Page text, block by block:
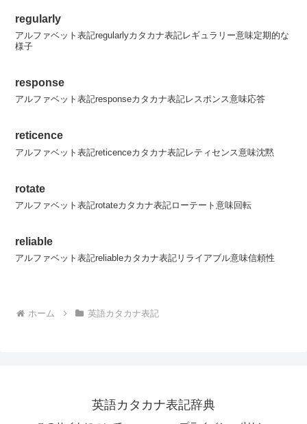
regularly
アルファベット表記regularlyカタカナ表記レギュラリー意味定期的な
様子
response
アルファベット表記responseカタカナ表記レスポンス意味応答
reticence
アルファベット表記reticenceカタカナ表記レティセンス意味沈黙
rotate
アルファベット表記rotateカタカナ表記ローテート意味回転
reliable
アルファベット表記reliableカタカナ表記リライアブル意味信頼性
ホーム 英語カタカナ表記
英語カタカナ表記辞典